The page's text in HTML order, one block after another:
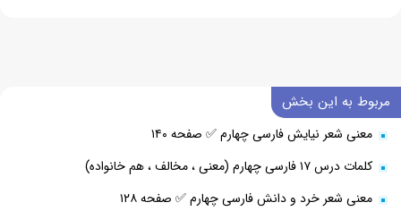
مربوط به این بخش
معنی شعر نیایش فارسی چهارم ✅ صفحه ۱۴۰
کلمات درس ۱۷ فارسی چهارم (معنی ، مخالف ، هم خانواده)
معنی شعر خرد و دانش فارسی چهارم ✅ صفحه ۱۲۸